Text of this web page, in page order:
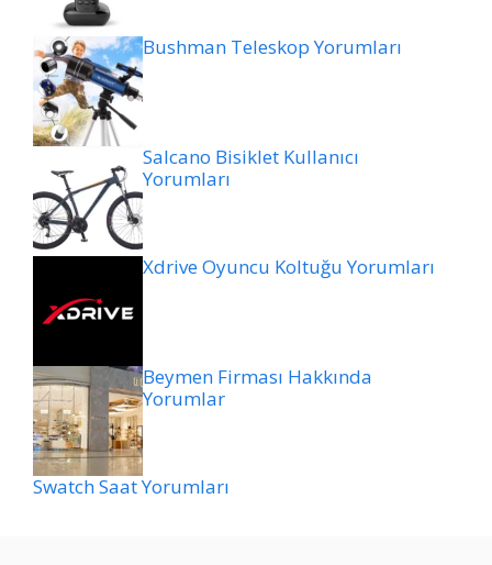
Bushman Teleskop Yorumları
Salcano Bisiklet Kullanıcı
Yorumları
Xdrive Oyuncu Koltuğu Yorumları
Beymen Firması Hakkında
Yorumlar
Swatch Saat Yorumları